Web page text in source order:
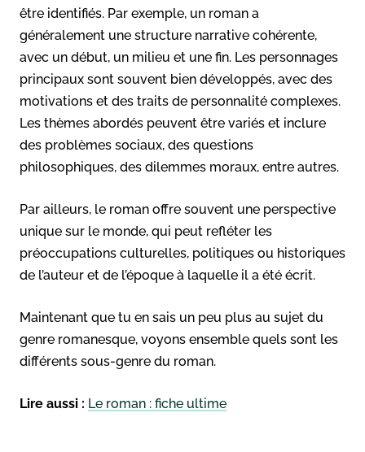
être identifiés. Par exemple, un roman a
généralement une structure narrative cohérente,
avec un début, un milieu et une fin. Les personnages
principaux sont souvent bien développés, avec des
motivations et des traits de personnalité complexes.
Les thèmes abordés peuvent être variés et inclure
des problèmes sociaux, des questions
philosophiques, des dilemmes moraux, entre autres.
Par ailleurs, le roman offre souvent une perspective
unique sur le monde, qui peut refléter les
préoccupations culturelles, politiques ou historiques
de l’auteur et de l’époque à laquelle il a été écrit.
Maintenant que tu en sais un peu plus au sujet du
genre romanesque, voyons ensemble quels sont les
différents sous-genre du roman.
Lire aussi : Le roman : fiche ultime